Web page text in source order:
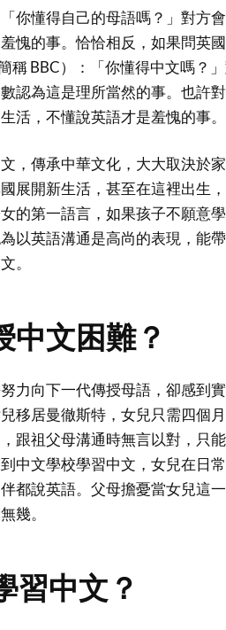
你懂得自己的母語嗎？」對方
愧的事。恰恰相反，如果問英
稱 BBC）：「你懂得中文嗎？
認為這是理所當然的事。也許
活，不懂說英語才是羞愧的事。
，傳承中華文化，大大取決於
展開新生活，甚至在這裡出生
的第一語言，如果孩子不願意
以英語溝通是高尚的表現，能
。
中文困難？
力向下一代傳授母語，卻感到
移居曼徹斯特，女兒只需四個
跟祖父母溝通時無言以對，只能
中文學校學習中文，女兒在日
都說英語。父母擔憂當女兒這
幾。
習中文？